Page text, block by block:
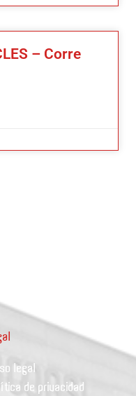
– Corre
legal
de privacidad